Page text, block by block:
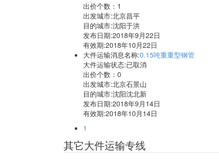
出价个数： 1
出发城市:北京昌平
目的城市:沈阳于洪
发布日期:2018年9月22日
有效期:2018年10月22日
大件运输消息名称:0.15吨重重型钢管
大件运输状态:已取消
出价个数： 0
出发城市:北京石景山
目的城市:沈阳沈北新
发布日期:2018年9月14日
有效期:2018年10月14日
1
其它大件运输专线